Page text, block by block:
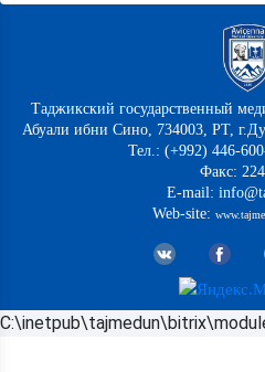
Таджикский государственный
Абуали ибни Сино, 734003, РТ,
Тел.: (+992) 446-
Факс:
E-mail:
Web-site: